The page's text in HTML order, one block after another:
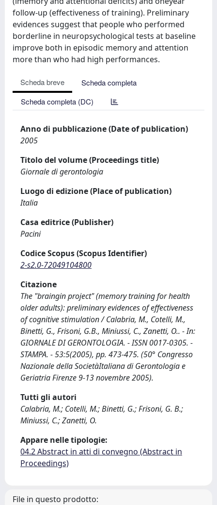
follow-up (effectiveness of training). Preliminary
evidences suggest that people who performed
borderline in neuropsychological tests at baseline
improve both in episodic memory and attention
more than who had high performances.
Scheda breve
Scheda completa
Scheda completa (DC)
Anno di pubblicazione (Date of publication)
2005
Titolo del volume (Proceedings title)
Giornale di gerontologia
Luogo di edizione (Place of publication)
Italia
Casa editrice (Publisher)
Pacini
Codice Scopus (Scopus Identifier)
2-s2.0-72049104800
Citazione
The "braingin project" (memory training for health
older adults): preliminary evidences of effectiveness
of cognitive stimulation / Calabria, M., Cotelli, M.,
Binetti, G., Frisoni, G.B., Miniussi, C., Zanetti, O.. - In:
GIORNALE DI GERONTOLOGIA. - ISSN 0017-0305. -
STAMPA. - 53:5(2005), pp. 473-475. (50° Congresso
Nazionale della SocietàItaliana di Gerontologia e
Geriatria Firenze 9-13 novembre 2005).
Tutti gli autori
Calabria, M.; Cotelli, M.; Binetti, G.; Frisoni, G. B.;
Miniussi, C.; Zanetti, O.
Appare nelle tipologie:
04.2 Abstract in atti di convegno (Abstract in
Proceedings)
File in questo prodotto: